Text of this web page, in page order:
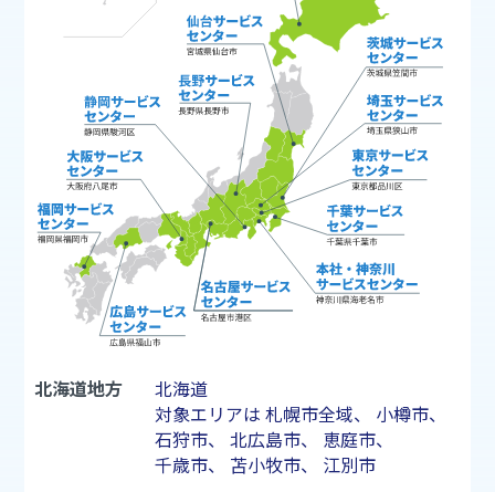
北海道地方
北海道
対象エリアは 札幌市全域、 小樽市、
石狩市、 北広島市、 恵庭市、
千歳市、 苫小牧市、 江別市